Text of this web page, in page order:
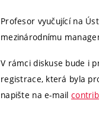
Profesor vyučující na
mezinárodnímu
V rámci diskuse bude i
registrace, která byla
napište na e-mail